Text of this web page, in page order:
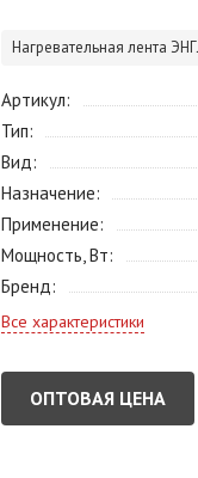
Нагревательная лента
Артикул
Тип
Вид
Назначение
Применение
Мощность, Вт
Бренд
Все характеристики
ОПТОВАЯ ЦЕНА